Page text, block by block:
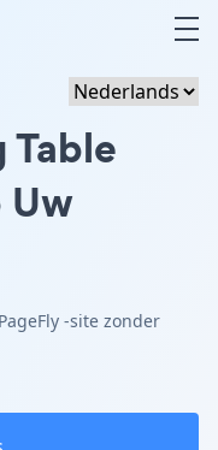
Table
Uw
-site zonder